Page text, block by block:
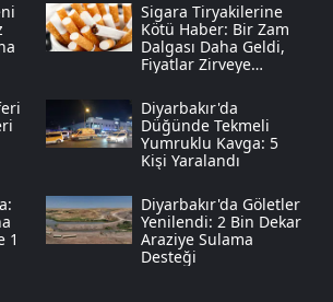
Tekirdağ
Tokat
Trabzon
Tunceli
Şanlıurfa
Uşak
Sigara Tiryakilerine
Kötü Haber: Bir Zam
Dalgası Daha Geldi,
Fiyatlar Zirveye
Diyarbakır'da
Düğünde Tekmeli
Yumruklu Kavga: 5
Kişi Yaralandı
1
Diyarbakır'da Göletler
Yenilendi: 2 Bin Dekar
Araziye Sulama
Desteği